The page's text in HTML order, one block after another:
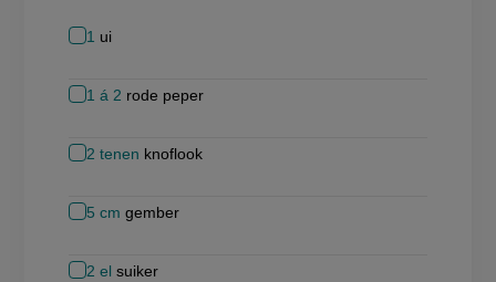
1 ui
1 á 2 rode peper
2 tenen knoflook
5 cm gember
2 el suiker